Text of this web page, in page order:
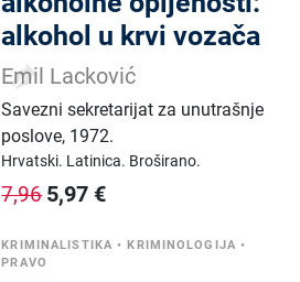
alkohol u krvi vozača
Emil Lacković
Savezni sekretarijat za unutrašnje
poslove, 1972.
Hrvatski. Latinica. Broširano.
7,96 5,97 €
KRIMINALISTIKA •KRIMINOLOGIJA •
PRAVO